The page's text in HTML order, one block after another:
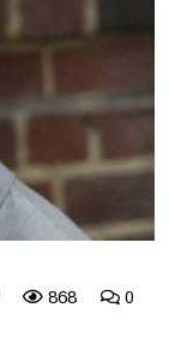
868 0